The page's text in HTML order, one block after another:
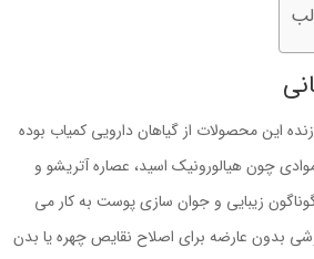
این محصولات از گیاهان دارویی کمیاب بوده
چون هیالورونیک اسید، عصاره آتریشو و
گوناگون زیبایی و جوان سازی پوست به کار می
روشی بدون عارضه برای اصلاح نقایص چهره یا بدن